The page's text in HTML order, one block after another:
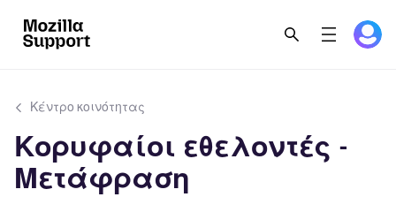
Κέντρο κοινότητας
Κορυφαίοι εθελοντές -
Μετάφραση